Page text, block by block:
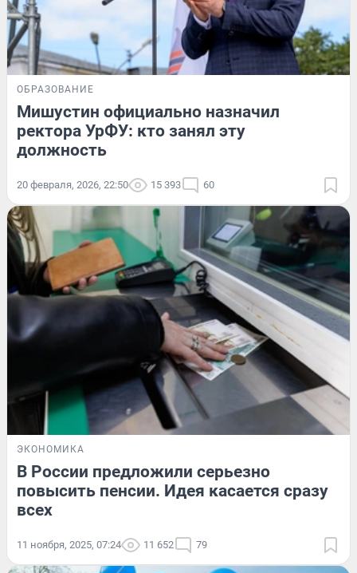
ОБРАЗОВАНИЕ
Мишустин официально назначил
ректора УрФУ: кто занял эту
должность
20 февраля, 2026, 22:50 15 393 60
ЭКОНОМИКА
В России предложили серьезно
повысить пенсии. Идея касается сразу
всех
11 ноября, 2025, 07:24 11 652 79